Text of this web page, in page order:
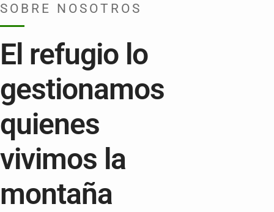
SOBRE NOSOTROS
El refugio lo
gestionamos
quienes
vivimos la
montaña